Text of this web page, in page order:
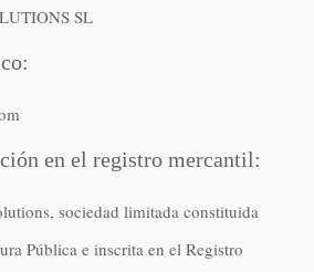
SL
en el registro mercantil:
sociedad limitada constituida
Pública e inscrita en el Registro